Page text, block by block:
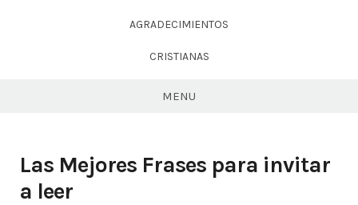
AGRADECIMIENTOS
CRISTIANAS
MENU
Las Mejores Frases para invitar
a leer